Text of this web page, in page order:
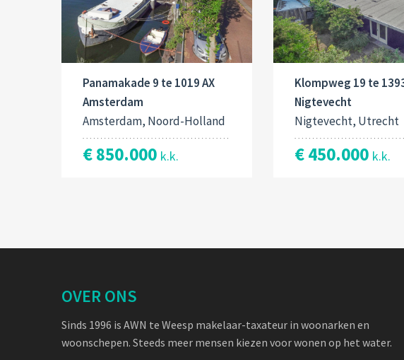
Panamakade 9 te 1019 AX
Amsterdam
Amsterdam, Noord-Holland
€ 850.000 k.k.
Klompweg 19 te
Nigtevecht
Nigtevecht, Utrecht
€ 450.000 k.k.
OVER ONS
Sinds 1996 is AWN te Weesp makelaar-taxateur in woonarken en
woonschepen. Steeds meer mensen kiezen voor wonen op het water.